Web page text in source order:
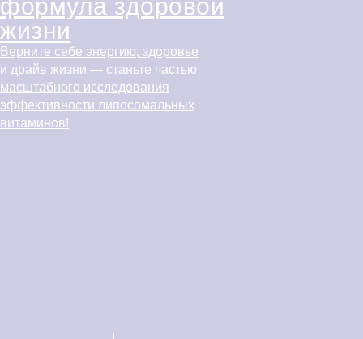
формула здоровой
жизни
Верните себе энергию, здоровье
и драйв жизни — станьте частью
масштабного исследования
эффективности липосомальных
витаминов!